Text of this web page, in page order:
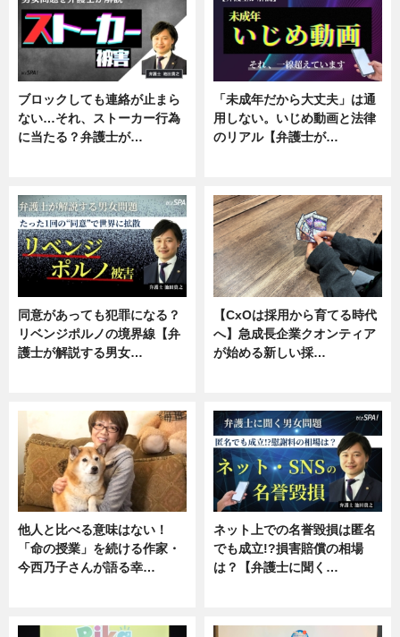
ブロックしても連絡が止まら
ない…それ、ストーカー行為
に当たる？弁護士が…
「未成年だから大丈夫」は通
用しない。いじめ動画と法律
のリアル【弁護士が…
同意があっても犯罪になる？
リベンジポルノの境界線【弁
護士が解説する男女…
【CxOは採用から育てる時代
へ】急成長企業クオンティア
が始める新しい採…
他人と比べる意味はない！
「命の授業」を続ける作家・
今西乃子さんが語る幸…
ネット上での名誉毀損は匿名
でも成立!?損害賠償の相場
は？【弁護士に聞く…